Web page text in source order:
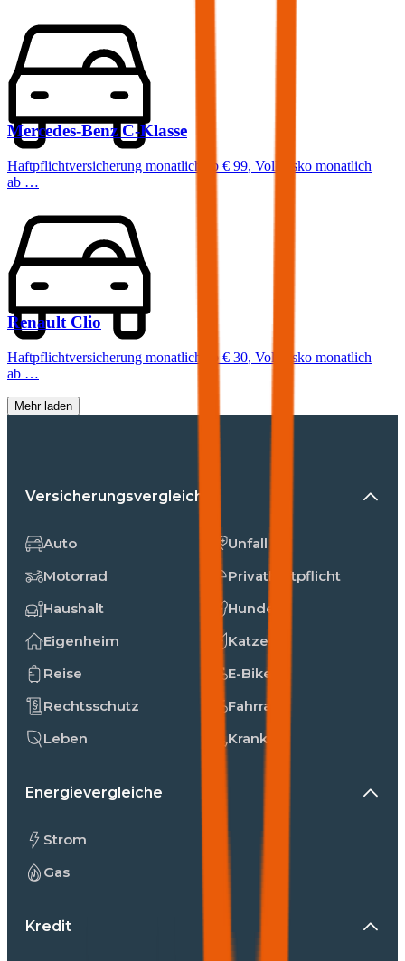
Mercedes-Benz C-Klasse
Haftpflichtversicherung monatlich ab € 99, Vollkasko monatlich
ab …
Renault Clio
Haftpflichtversicherung monatlich ab € 30, Vollkasko monatlich
ab …
Mehr laden
Versicherungsvergleiche
Auto
Motorrad
Haushalt
Eigenheim
Reise
Rechtsschutz
Leben
Unfall
Privathaftpflicht
Hunde
Katzen
E-Bike
Fahrrad
Kranken
Energievergleiche
Strom
Gas
Kredit